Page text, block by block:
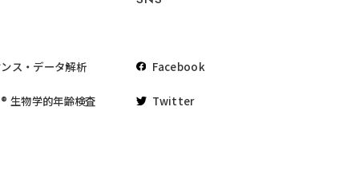
ス・データ解析
生物学的年齢検査
Facebook
Twitter